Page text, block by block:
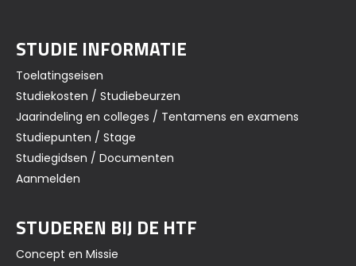
STUDIE INFORMATIE
Toelatingseisen
Studiekosten / Studiebeurzen
Jaarindeling en colleges / Tentamens en examens
Studiepunten / Stage
Studiegidsen / Documenten
Aanmelden
STUDEREN BIJ DE HTF
Concept en Missie